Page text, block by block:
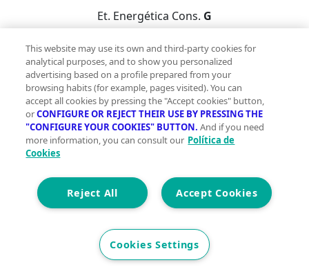
Et. Energética Cons. G
24.500 €
25.000 €
¡OPORTUNIDAD VENTA SIN POSESIÓN! El inmueble no
se puede visitar interiormente.~Este tipo de compra
no admite hipoteca. LEA LAS CONDICIONES a
continuación.~~Magnífica oportunidad de piso situado
servicios, tanto de ocio como de necesidad, a su
alrededor.~~La vivienda tiene una superficie
interiormente en diferentes dependencias y servicios.
~~Dispone de ascensor en el edificio.~~LA FOTO NO
This website may use its own and third-party cookies for
analytical purposes, and to show you personalized
advertising based on a profile prepared from your
browsing habits (for example, pages visited). You can
accept all cookies by pressing the "Accept cookies" button,
orCONFIGURE OR REJECT THEIR USE BY PRESSING THE
"CONFIGURE YOUR COOKIES" BUTTON. And if you need
more information, you can consult our Política de
Cookies
Accept Cookies
Reject All
Cookies Settings